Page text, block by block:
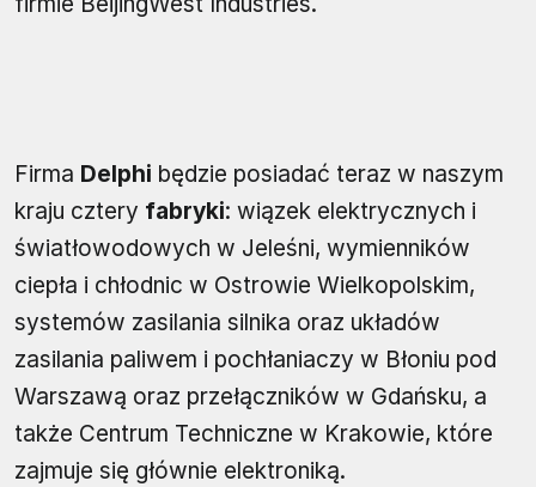
Firma Delphi będzie posiadać teraz w naszym
kraju cztery fabryki: wiązek elektrycznych i
światłowodowych w Jeleśni, wymienników
ciepła i chłodnic w Ostrowie Wielkopolskim,
systemów zasilania silnika oraz układów
zasilania paliwem i pochłaniaczy w Błoniu pod
Warszawą oraz przełączników w Gdańsku, a
także Centrum Techniczne w Krakowie, które
zajmuje się głównie elektroniką.